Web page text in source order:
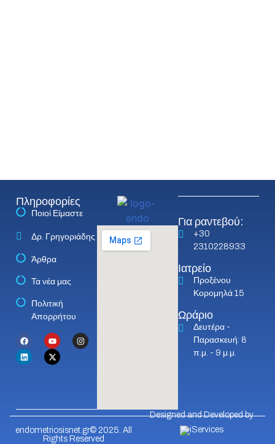
Πληροφορίες
Ποιοί Είμαστε
Δρ. Γρηγοριάδης
Άρθρα
Τα νέα μας
Πολιτική
Απορρήτου
Για ραντεβού:
+30
2310228933
Ιατρείο
Προξένου
Κορομηλά 15
Ωράριο
Δευτέρα -
Παρασκευή: 8
π.μ. - 9 μ.μ.
endometriosisnet.gr© 2025. All
Rights Reserved
Designed and Developed by